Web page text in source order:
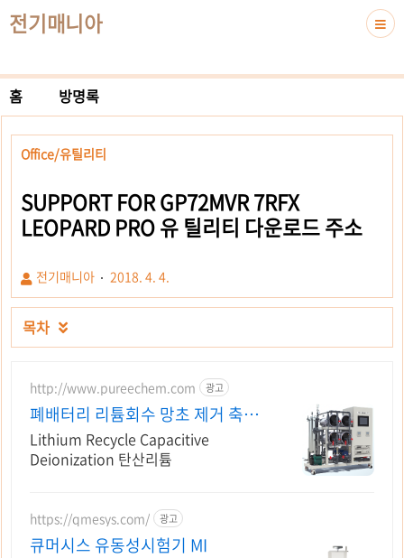
전기매니아
홈 방명록
Office/유틸리티
SUPPORT FOR GP72MVR 7RFX
LEOPARD PRO 유 틸리티 다운로드 주소
전기매니아 2018. 4. 4.
목차 
http://www.pureechem.com 광고
폐배터리 리튬회수 망초 제거 축전
식 탈염/ 농축/ 퓨리켐
Lithium Recycle Capacitive
Deionization 탄산리튬
https://qmesys.com/ 광고
큐머시스 유동성시험기 MI